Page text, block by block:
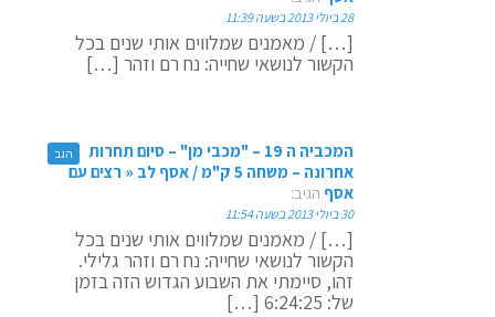
28 ביולי 2013 בשעה 11:39
[…] / מאמנים שמלווים אותי שנים בכל
הקשור לנושאי שחייה: נח רם וזהר […]
המכביה ה 19 – "מכבי מן" – סיום תחרות
אחרונה – משחה 5 ק"מ / אסף לב « רצים עם
אסף הגיב:
30 ביולי 2013 בשעה 11:54
[…] / מאמנים שמלווים אותי שנים בכל
הקשור לנושאי שחייה: נח רם וזהר גלילי.
זהו, סיימתי את השבוע הגדוש הזה בזמן
של: 6:24:25 […]
הגב